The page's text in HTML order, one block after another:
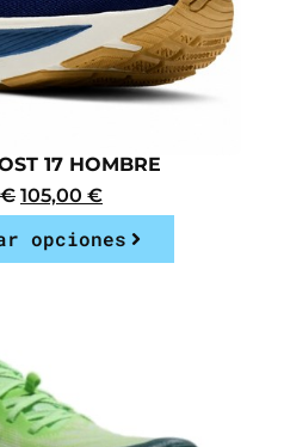
17 HOMBRE
€ 105,00 €
opciones